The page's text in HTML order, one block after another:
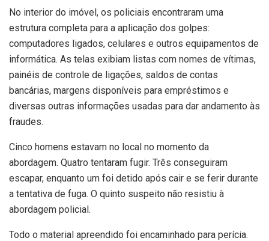
No interior do imóvel, os policiais encontraram uma
estrutura completa para a aplicação dos golpes:
computadores ligados, celulares e outros equipamentos de
informática. As telas exibiam listas com nomes de vítimas,
painéis de controle de ligações, saldos de contas
bancárias, margens disponíveis para empréstimos e
diversas outras informações usadas para dar andamento às
fraudes.
Cinco homens estavam no local no momento da
abordagem. Quatro tentaram fugir. Três conseguiram
escapar, enquanto um foi detido após cair e se ferir durante
a tentativa de fuga. O quinto suspeito não resistiu à
abordagem policial.
Todo o material apreendido foi encaminhado para perícia.